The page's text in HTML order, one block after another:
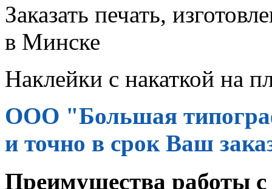
Заказать печать,
в Минске
Наклейки с накаткой на
ООО "Большая
и точно в срок Ваш
Преимущества работы